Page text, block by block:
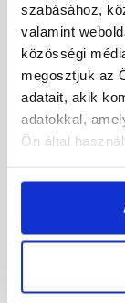
szabásához,
valamint
közösségi
megosztjuk az
adatait, akik
adatokkal,
Ön által
Klöber Permo
25 m